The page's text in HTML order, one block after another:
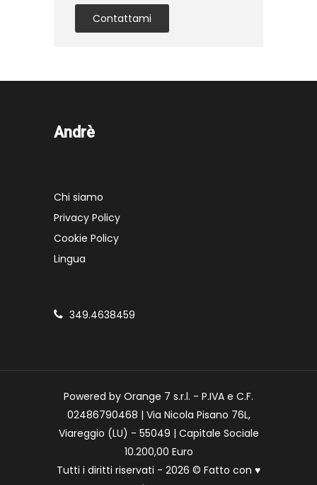
Contattami
Andrè
Chi siamo
Privacy Policy
Cookie Policy
Lingua
349.4638459
Powered by Orange 7 s.r.l. - P.IVA e C.F.
02486790468 | Via Nicola Pisano 76L,
Viareggio (LU) - 55049 | Capitale Sociale
10.200,00 Euro
Tutti i diritti riservati - 2026 © Fatto con ♥